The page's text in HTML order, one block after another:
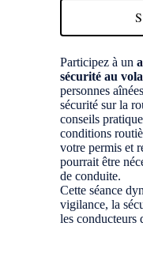
Participez à un
sécurité au
personnes
sécurité sur la
conseils
conditions
votre permis et
pourrait être
de conduite.
Cette séance
vigilance, la
les conducteurs